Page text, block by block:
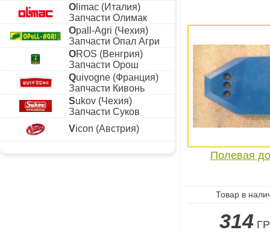
O limac (Италия)
Запчасти Олимак
Opall-Agri (Чехия)
Запчасти Опал Агри
OROS (Венгрия)
Запчасти Орош
Quivogne (Франция)
Запчасти Кивонь
Sukov (Чехия)
Запчасти Суков
Vicon (Австрия)
Полевая
Товар в
314